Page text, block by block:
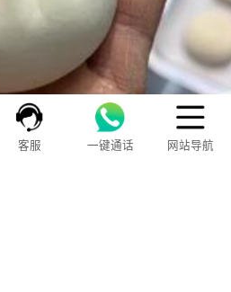
子机 → 对应调整醒发时
，三者对上，三好相信无论你
客服 一键通话 网站导航